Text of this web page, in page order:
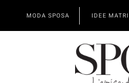
MODA SPOSA IDEE